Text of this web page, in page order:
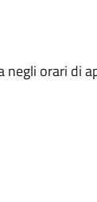
negli orari di